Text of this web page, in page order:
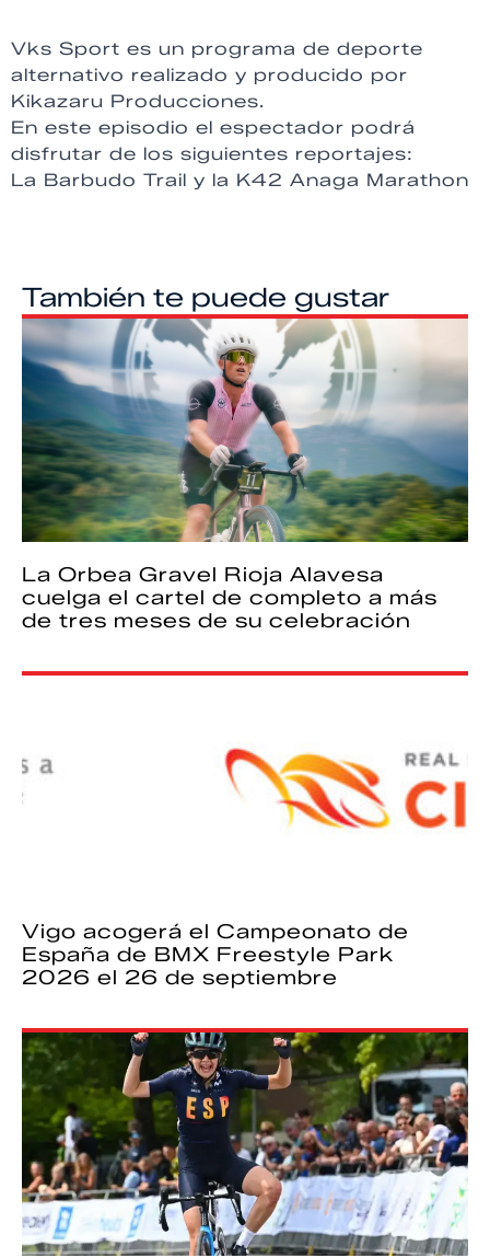
Vks Sport es un programa de deporte
alternativo realizado y producido por
Kikazaru Producciones.
En este episodio el espectador podrá
disfrutar de los siguientes reportajes:
La Barbudo Trail y la K42 Anaga Marathon
También te puede gustar
La Orbea Gravel Rioja Alavesa
cuelga el cartel de completo a más
de tres meses de su celebración
Vigo acogerá el Campeonato de
España de BMX Freestyle Park
2026 el 26 de septiembre